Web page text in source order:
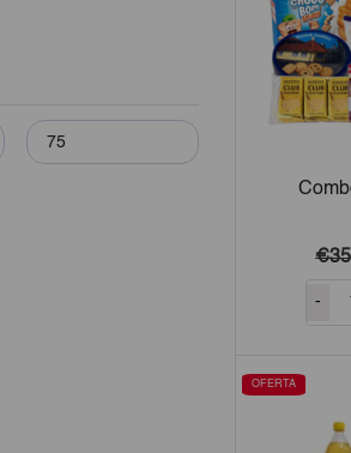
-
OFERTA